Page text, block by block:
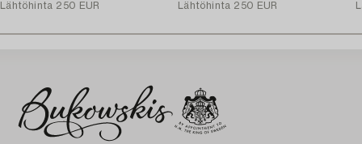
Lähtöhinta 250 EUR
Lähtöhinta 250 EUR